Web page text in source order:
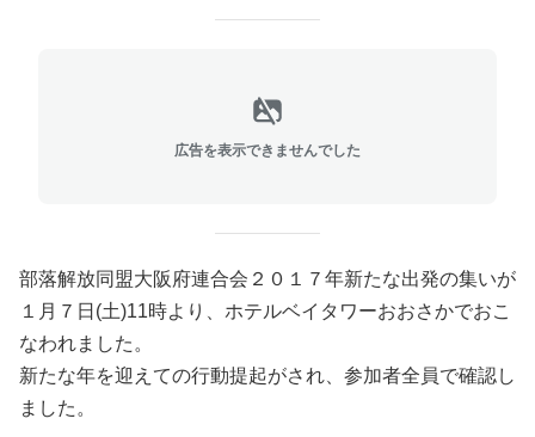
広告を表示できませんでした
部落解放同盟大阪府連合会２０１７年新たな出発の集いが
１月７日(土)11時より、ホテルベイタワーおおさかでおこ
なわれました。
新たな年を迎えての行動提起がされ、参加者全員で確認し
ました。